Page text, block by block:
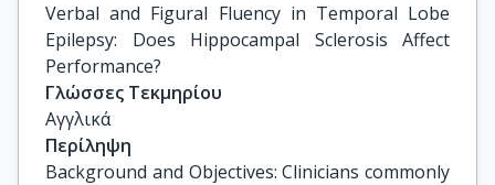
Verbal and Figural Fluency in Temporal Lobe
Epilepsy: Does Hippocampal Sclerosis Affect
Performance?
Γλώσσες Τεκμηρίου
Αγγλικά
Περίληψη
Background and Objectives: Clinicians commonly